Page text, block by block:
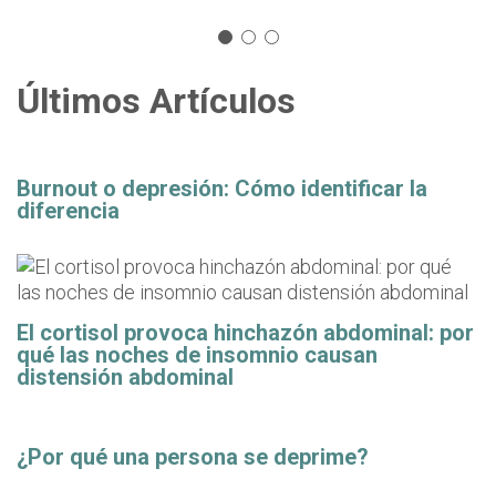
Últimos Artículos
Burnout o depresión: Cómo identificar la
diferencia
El cortisol provoca hinchazón abdominal: por
qué las noches de insomnio causan
distensión abdominal
¿Por qué una persona se deprime?